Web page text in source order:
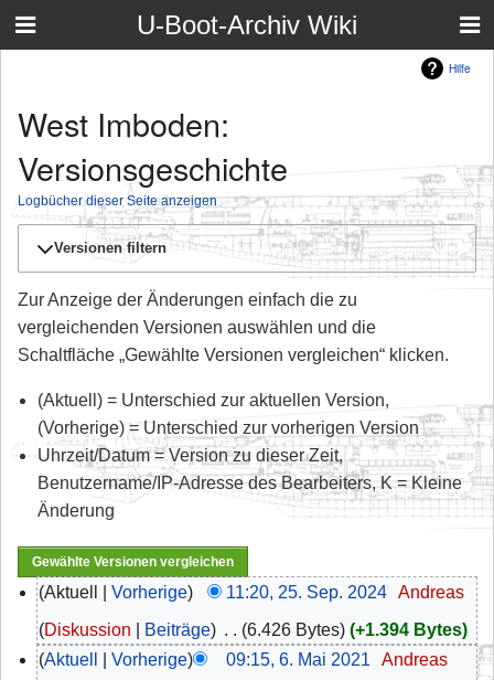
U-Boot-Archiv Wiki
Hilfe
West Imboden:
Versionsgeschichte
Logbücher dieser Seite anzeigen
Versionen filtern
Zur Anzeige der Änderungen einfach die zu
vergleichenden Versionen auswählen und die
Schaltfläche „Gewählte Versionen vergleichen“ klicken.
(Aktuell) = Unterschied zur aktuellen Version,
(Vorherige) = Unterschied zur vorherigen Version
Uhrzeit/Datum = Version zu dieser Zeit,
Benutzername/IP-Adresse des Bearbeiters, K = Kleine
Änderung
Aktuell Vorherige 11:20, 25. Sep. 2024‎ Andreas
Diskussion
Beiträge 6.426 Bytes
+1.394 Bytes
Aktuell
Vorherige 09:15, 6. Mai 2021
Andreas